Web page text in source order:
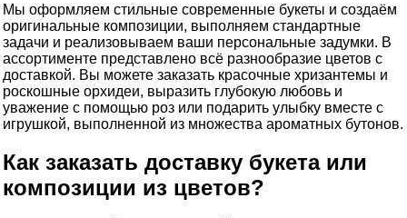
Мы оформляем стильные современные букеты и создаём
оригинальные композиции, выполняем стандартные
задачи и реализовываем ваши персональные задумки. В
ассортименте представлено всё разнообразие цветов с
доставкой. Вы можете заказать красочные хризантемы и
роскошные орхидеи, выразить глубокую любовь и
уважение с помощью роз или подарить улыбку вместе с
игрушкой, выполненной из множества ароматных бутонов.
Как заказать доставку букета или
композиции из цветов?